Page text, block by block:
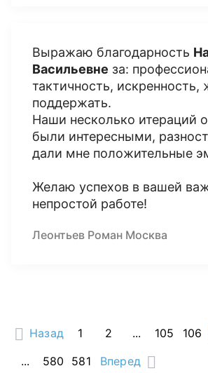
Выражаю благодарность
Васильевне за:
тактичность, искренность,
поддержать.
Наши несколько итераций
были интересными,
дали мне положительные
Желаю успехов в вашей
непростой работе!
Леонтьев Роман Москва
Назад 1 2 ... 105 106
...
580 581 Вперед